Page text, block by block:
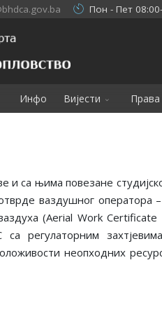
Пон - Пет
Инфо Вијести Права
и са њима повезане
ваздушног оператора
(Aerial Work
регулаторним
неопходних